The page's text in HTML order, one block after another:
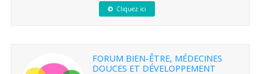
Cliquez ici
FORUM BIEN-ÊTRE, MÉDECINES
DOUCES ET DÉVELOPPEMENT